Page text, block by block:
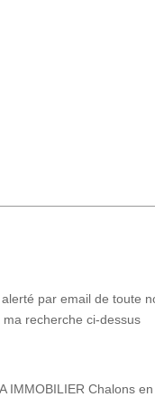
par email de toute
recherche ci-dessus
IMMOBILIER Chalons